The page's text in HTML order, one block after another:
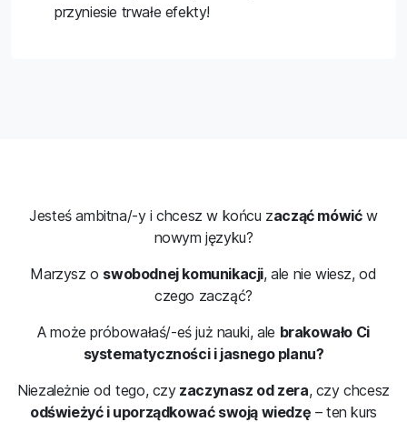
przyniesie trwałe efekty!
Jesteś ambitna/-y i chcesz w końcu zacząć mówićw
nowym języku?
Marzysz o swobodnej komunikacji, ale nie wiesz, od
czego zacząć?
A może próbowałaś/-eś już nauki, ale brakowało Ci
systematyczności i jasnego planu?
Niezależnie od tego, czyzaczynasz od zera, czy chcesz
odświeżyć i uporządkować swoją wiedzę – ten kurs